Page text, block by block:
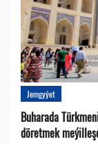
Jemgyýet
Buharada
döretmek